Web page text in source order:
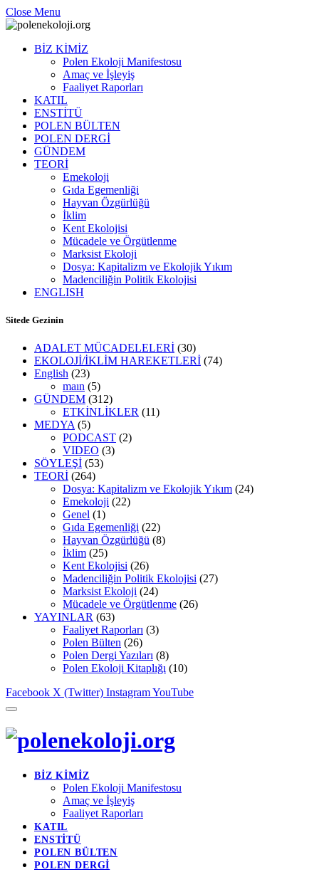
Close Menu
BİZ KİMİZ
Polen Ekoloji Manifestosu
Amaç ve İşleyiş
Faaliyet Raporları
KATIL
ENSTİTÜ
POLEN BÜLTEN
POLEN DERGİ
GÜNDEM
TEORİ
Emekoloji
Gıda Egemenliği
Hayvan Özgürlüğü
İklim
Kent Ekolojisi
Mücadele ve Örgütlenme
Marksist Ekoloji
Dosya: Kapitalizm ve Ekolojik Yıkım
Madenciliğin Politik Ekolojisi
ENGLISH
Sitede Gezinin
ADALET MÜCADELELERİ (30)
EKOLOJİ/İKLİM HAREKETLERİ (74)
English (23)
maın (5)
GÜNDEM (312)
ETKİNLİKLER (11)
MEDYA (5)
PODCAST (2)
VIDEO (3)
SÖYLEŞİ (53)
TEORİ (264)
Dosya: Kapitalizm ve Ekolojik Yıkım (24)
Emekoloji (22)
Genel (1)
Gıda Egemenliği (22)
Hayvan Özgürlüğü (8)
İklim (25)
Kent Ekolojisi (26)
Madenciliğin Politik Ekolojisi (27)
Marksist Ekoloji (24)
Mücadele ve Örgütlenme (26)
YAYINLAR (63)
Faaliyet Raporları (3)
Polen Bülten (26)
Polen Dergi Yazıları (8)
Polen Ekoloji Kitaplığı (10)
Facebook X (Twitter) InstagramYouTube
BİZ KİMİZ
Polen Ekoloji Manifestosu
Amaç ve İşleyiş
Faaliyet Raporları
KATIL
ENSTİTÜ
POLEN BÜLTEN
POLEN DERGİ